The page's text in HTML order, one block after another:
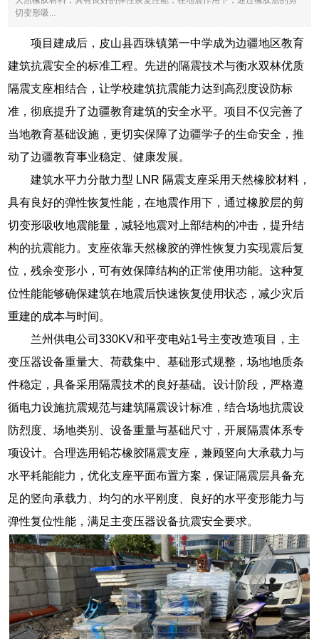
切变形吸...
项目建成后，皮山县西珠镇第一中学成为边疆地区教育
建筑抗震安全的标准工程。先进的隔震技术与衡水双林优质
隔震支座相结合，让学校建筑抗震能力达到高烈度设防标
准，彻底提升了边疆教育建筑的安全水平。项目不仅完善了
当地教育基础设施，更切实保障了边疆学子的生命安全，推
动了边疆教育事业稳定、健康发展。
建筑水平力分散力型 LNR 隔震支座采用天然橡胶材料，
具有良好的弹性恢复性能，在地震作用下，通过橡胶层的剪
切变形吸收地震能量，减轻地震对上部结构的冲击，提升结
构的抗震能力。支座依靠天然橡胶的弹性恢复力实现震后复
位，残余变形小，可有效保障结构的正常使用功能。这种复
位性能能够确保建筑在地震后快速恢复使用状态，减少灾后
重建的成本与时间。
兰州供电公司330KV和平变电站1号主变改造项目，主
变压器设备重量大、荷载集中、基础形式规整，场地地质条
件稳定，具备采用隔震技术的良好基础。设计阶段，严格遵
循电力设施抗震规范与建筑隔震设计标准，结合场地抗震设
防烈度、场地类别、设备重量与基础尺寸，开展隔震体系专
项设计。合理选用铅芯橡胶隔震支座，兼顾竖向大承载力与
水平耗能能力，优化支座平面布置方案，保证隔震层具备充
足的竖向承载力、均匀的水平刚度、良好的水平变形能力与
弹性复位性能，满足主变压器设备抗震安全要求。